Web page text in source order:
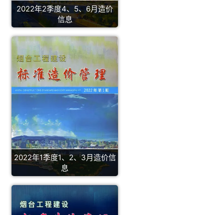
2022年2季度4、5、6月造价
信息
2022年1季度1、2、3月造价信
息